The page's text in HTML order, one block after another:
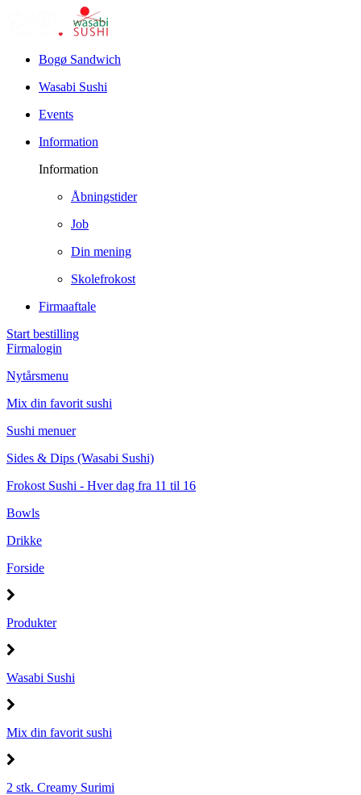
Bogø Sandwich
Wasabi Sushi
Events
Information
Information
Åbningstider
Job
Din mening
Skolefrokost
Firmaaftale
Start bestilling
Firmalogin
Nytårsmenu
Mix din favorit sushi
Sushi menuer
Sides & Dips (Wasabi Sushi)
Frokost Sushi - Hver dag fra 11 til 16
Bowls
Drikke
Forside
Produkter
Wasabi Sushi
Mix din favorit sushi
2 stk. Creamy Surimi